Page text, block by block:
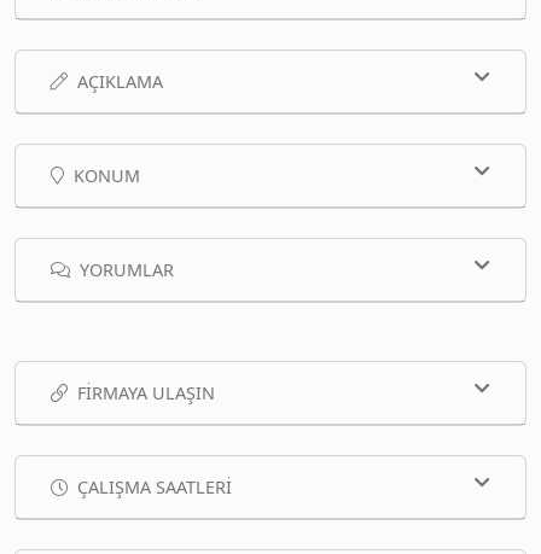
AÇIKLAMA
KONUM
YORUMLAR
FIRMAYA ULAŞIN
ÇALIŞMA SAATLERI